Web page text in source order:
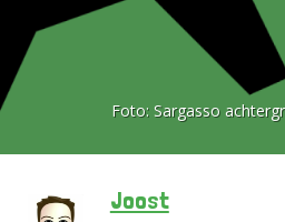
Foto: Sargasso
Joost